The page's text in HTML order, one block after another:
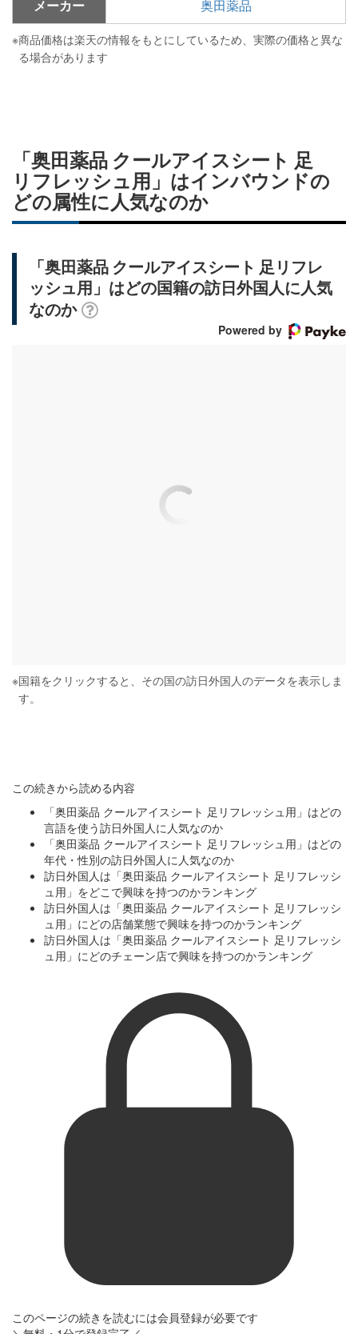
メーカー
奥田薬品
※商品価格は楽天の情報をもとにしているため、実際の価格と異な
る場合があります
「奥田薬品 クールアイスシート 足
リフレッシュ用」はインバウンドの
どの属性に人気なのか
「奥田薬品 クールアイスシート 足リフレ
ッシュ用」はどの国籍の訪日外国人に人気
なのか
Powered by
※国籍をクリックすると、その国の訪日外国人のデータを表示しま
す。
この続きから読める内容
「奥田薬品 クールアイスシート 足リフレッシュ用」はどの
言語を使う訪日外国人に人気なのか
「奥田薬品 クールアイスシート 足リフレッシュ用」はどの
年代・性別の訪日外国人に人気なのか
訪日外国人は「奥田薬品 クールアイスシート 足リフレッシ
ュ用」をどこで興味を持つのかランキング
訪日外国人は「奥田薬品 クールアイスシート 足リフレッシ
ュ用」にどの店舗業態で興味を持つのかランキング
訪日外国人は「奥田薬品 クールアイスシート 足リフレッシ
ュ用」にどのチェーン店で興味を持つのかランキング
このページの続きを読むには会員登録が必要です